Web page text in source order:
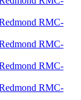
RMC-
RMC-
RMC-
RMC-